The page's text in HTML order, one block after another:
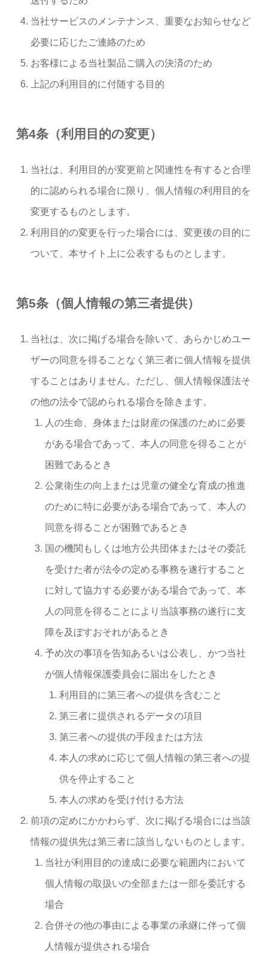
当社サービスのメンテナンス、重要なお知らせなど
必要に応じたご連絡のため
お客様による当社製品ご購入の決済のため
上記の利用目的に付随する目的
第4条（利用目的の変更）
当社は、利用目的が変更前と関連性を有すると合理
的に認められる場合に限り、個人情報の利用目的を
変更するものとします。
利用目的の変更を行った場合には、変更後の目的に
ついて、本サイト上に公表するものとします。
第5条（個人情報の第三者提供）
当社は、次に掲げる場合を除いて、あらかじめユー
ザーの同意を得ることなく第三者に個人情報を提供
することはありません。ただし、個人情報保護法そ
の他の法令で認められる場合を除きます。
人の生命、身体または財産の保護のために必要
がある場合であって、本人の同意を得ることが
困難であるとき
公衆衛生の向上または児童の健全な育成の推進
のために特に必要がある場合であって、本人の
同意を得ることが困難であるとき
国の機関もしくは地方公共団体またはその委託
を受けた者が法令の定める事務を遂行すること
に対して協力する必要がある場合であって、本
人の同意を得ることにより当該事務の遂行に支
障を及ぼすおそれがあるとき
予め次の事項を告知あるいは公表し、かつ当社
が個人情報保護委員会に届出をしたとき
利用目的に第三者への提供を含むこと
第三者に提供されるデータの項目
第三者への提供の手段または方法
本人の求めに応じて個人情報の第三者への提
供を停止すること
本人の求めを受け付ける方法
前項の定めにかかわらず、次に掲げる場合には当該
情報の提供先は第三者に該当しないものとします。
当社が利用目的の達成に必要な範囲内において
個人情報の取扱いの全部または一部を委託する
場合
合併その他の事由による事業の承継に伴って個
人情報が提供される場合